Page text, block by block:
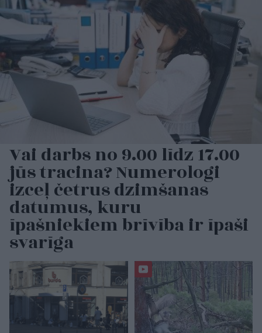
Vai darbs no 9.00 līdz 17.00
jūs tracina? Numerologi
izceļ četrus dzimšanas
datumus, kuru
īpašniekiem brīvība ir īpaši
svarīga